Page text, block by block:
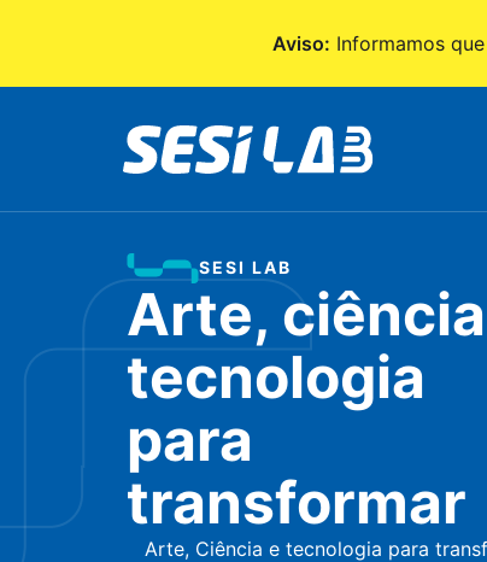
Aviso: Informamos
SESI LAB
Arte,
tecnologia
para
transformar
Arte, Ciência e tecnologia para